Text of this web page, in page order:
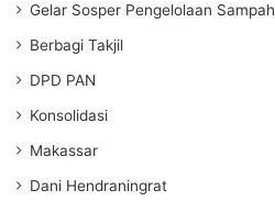
Gelar Sosper Pengelolaan Sampah
Berbagi Takjil
DPD PAN
Konsolidasi
Makassar
Dani Hendraningrat